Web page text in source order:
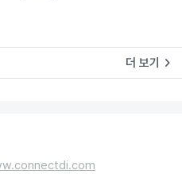
더 보기 keyboard_arrow_right